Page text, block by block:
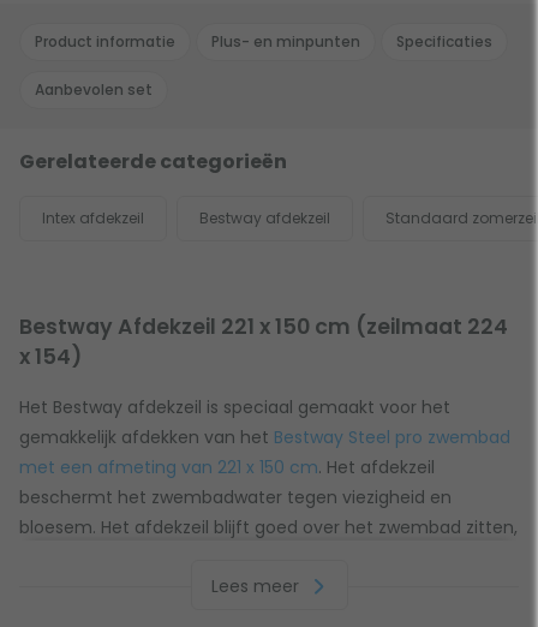
Product informatie Plus- en minpunten Specificaties
Aanbevolen set
Gerelateerde categorieën
Intex afdekzeil Bestway afdekzeil Standaard
Bestway Afdekzeil 221 x 150 cm (zeilmaat 224
x 154)
Het Bestway afdekzeil is speciaal gemaakt voor het
gemakkelijk afdekken van het Bestway Steel pro zwembad
met een afmeting van 221 x 150 cm. Het afdekzeil
beschermt het zwembadwater tegen viezigheid en
bloesem. Het afdekzeil blijft goed over het zwembad zitten,
Daarnaast is het afdekzeil voorzien van afvoergaten,
Lees meer